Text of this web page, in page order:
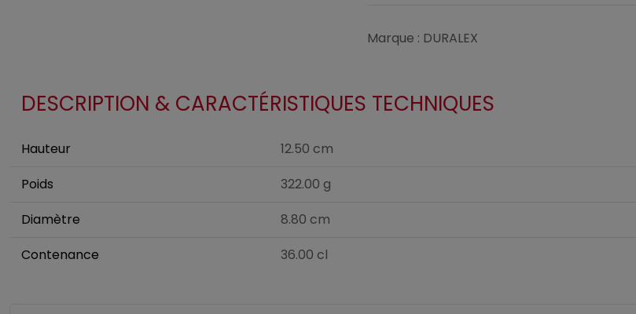
Marque : DURALEX
DESCRIPTION & CARACTÉRISTIQUES TECHNIQUES
Hauteur
12.50 cm
Poids
322.00 g
Diamètre
8.80 cm
Contenance
36.00 cl